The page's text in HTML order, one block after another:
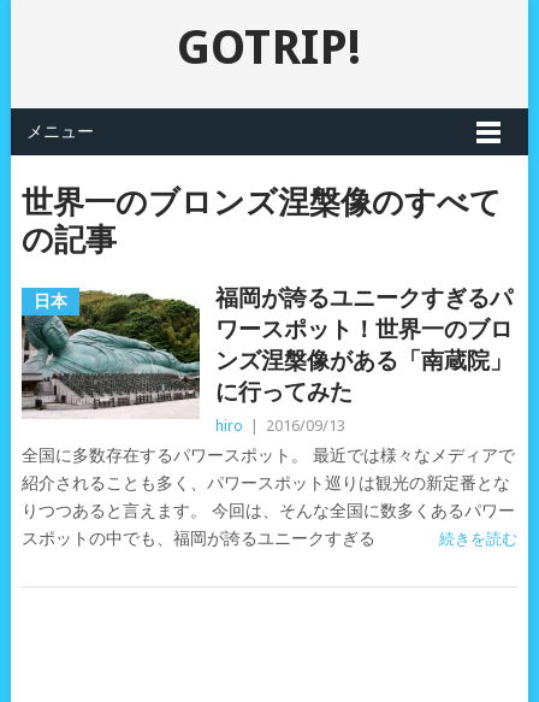
GOTRIP!
メニュー
世界一のブロンズ涅槃像のすべて
の記事
日本
福岡が誇るユニークすぎるパ
ワースポット！世界一のブロ
ンズ涅槃像がある「南蔵院」
に行ってみた
hiro 2016/09/13
全国に多数存在するパワースポット。 最近では様々なメディアで
紹介されることも多く、パワースポット巡りは観光の新定番とな
りつつあると言えます。 今回は、そんな全国に数多くあるパワー
スポットの中でも、福岡が誇るユニークすぎる
続きを読む